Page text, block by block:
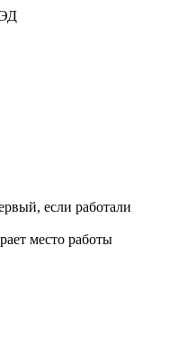
если работали
место работы